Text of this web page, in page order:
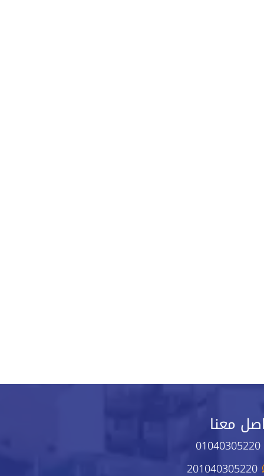
معنا
01040305220
201040305220